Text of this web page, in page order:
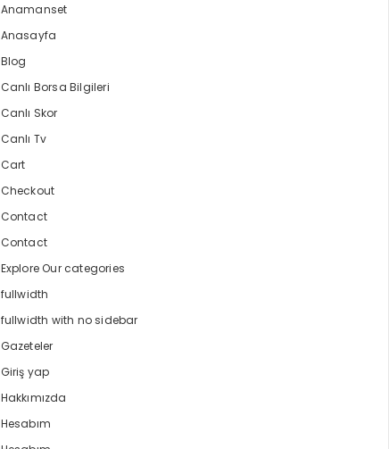
Anamanset
Anasayfa
Blog
Canlı Borsa Bilgileri
Canlı Skor
Canlı Tv
Cart
Checkout
Contact
Contact
Explore Our categories
fullwidth
fullwidth with no sidebar
Gazeteler
Giriş yap
Hakkımızda
Hesabım